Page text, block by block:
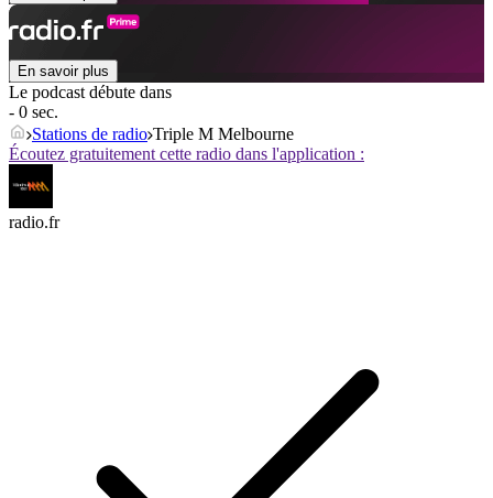
En savoir plus
Le podcast débute dans
- 0 sec.
Stations de radio Triple M Melbourne
Écoutez gratuitement cette radio dans l'application :
radio.fr